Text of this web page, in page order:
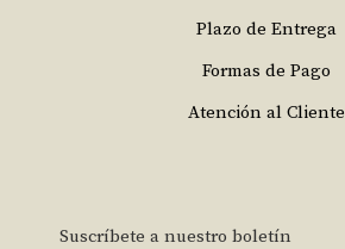
Plazo de Entrega
Formas de Pago
Atención al Cliente
Suscríbete a nuestro boletín